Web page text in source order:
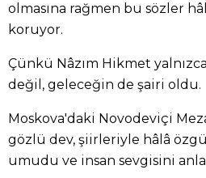
olmasına rağmen bu sözler
koruyor.
Çünkü Nâzım Hikmet
değil, geleceğin de şairi oldu.
Moskova'daki Novodeviçi
gözlü dev, şiirleriyle hâlâ
umudu ve insan sevgisini